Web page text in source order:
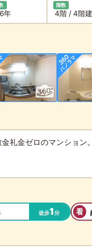
年
階数
4階 / 4階建
礼金ゼロのマンション
徒歩1分 看